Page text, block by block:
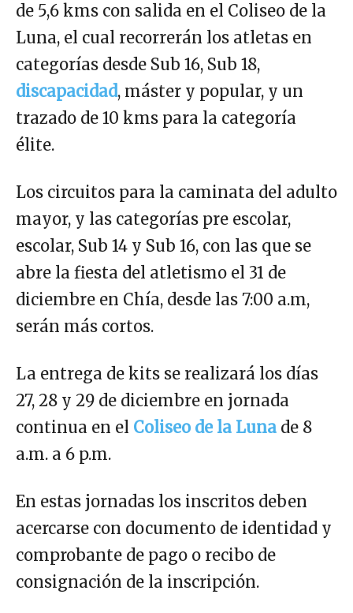
de 5,6 kms con salida en el Coliseo de la
Luna, el cual recorrerán los atletas en
categorías desde Sub 16, Sub 18,
discapacidad, máster y popular, y un
trazado de 10 kms para la categoría
élite.
Los circuitos para la caminata del adulto
mayor, y las categorías pre escolar,
escolar, Sub 14 y Sub 16, con las que se
abre la fiesta del atletismo el 31 de
diciembre en Chía, desde las 7:00 a.m,
serán más cortos.
La entrega de kits se realizará los días
27, 28 y 29 de diciembre en jornada
continua en el Coliseo de la Luna de 8
a.m. a 6 p.m.
En estas jornadas los inscritos deben
acercarse con documento de identidad y
comprobante de pago o recibo de
consignación de la inscripción.